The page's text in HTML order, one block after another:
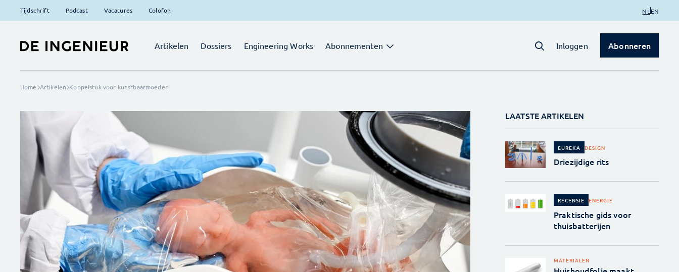
Tijdschrift Podcast Vacatures Colofon NL EN
Artikelen Dossiers Engineering Works Abonnementen Inloggen Abonneren
Home Artikelen Koppelstuk voor kunstbaarmoeder
LAATSTE ARTIKELEN
EUREKA DESIGN
Driezijdige rits
RECENSIE ENERGIE
Praktische gids voor
thuisbatterijen
MATERIALEN